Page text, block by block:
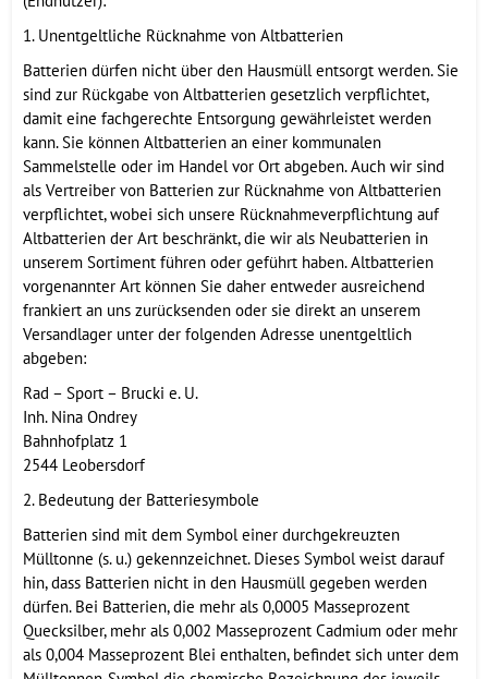
1. Unentgeltliche Rücknahme von Altbatterien
Batterien dürfen nicht über den Hausmüll entsorgt werden. Sie
sind zur Rückgabe von Altbatterien gesetzlich verpflichtet,
damit eine fachgerechte Entsorgung gewährleistet werden
kann. Sie können Altbatterien an einer kommunalen
Sammelstelle oder im Handel vor Ort abgeben. Auch wir sind
als Vertreiber von Batterien zur Rücknahme von Altbatterien
verpflichtet, wobei sich unsere Rücknahmeverpflichtung auf
Altbatterien der Art beschränkt, die wir als Neubatterien in
unserem Sortiment führen oder geführt haben. Altbatterien
vorgenannter Art können Sie daher entweder ausreichend
frankiert an uns zurücksenden oder sie direkt an unserem
Versandlager unter der folgenden Adresse unentgeltlich
abgeben:
Rad – Sport – Brucki e. U.
Inh. Nina Ondrey
Bahnhofplatz 1
2544 Leobersdorf
2. Bedeutung der Batteriesymbole
Batterien sind mit dem Symbol einer durchgekreuzten
Mülltonne (s. u.) gekennzeichnet. Dieses Symbol weist darauf
hin, dass Batterien nicht in den Hausmüll gegeben werden
dürfen. Bei Batterien, die mehr als 0,0005 Masseprozent
Quecksilber, mehr als 0,002 Masseprozent Cadmium oder mehr
als 0,004 Masseprozent Blei enthalten, befindet sich unter dem